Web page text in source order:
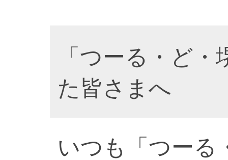
「つーる・ど
た皆さまへ
いつも「つーる